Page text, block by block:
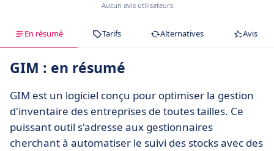
Aucun avis utilisateurs
En résumé Tarifs Alternatives Avis
GIM : en résumé
GIM est un logiciel conçu pour optimiser la gestion
d'inventaire des entreprises de toutes tailles. Ce
puissant outil s'adresse aux gestionnaires
cherchant à automatiser le suivi des stocks avec des